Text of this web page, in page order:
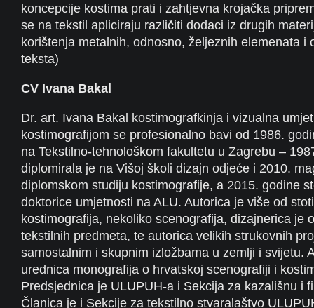
koncepcije kostima prati i zahtjevna krojačka
se na tekstil apliciraju različiti dodaci iz drugih
korištenja metalnih, odnosno, željeznih elemenata i
teksta)
CV Ivana Bakal
Dr. art. Ivana Bakal kostimografkinja i vizualna
kostimografijom se profesionalno bavi od 1986.
na Tekstilno-tehnološkom fakultetu u Zagrebu –
diplomirala je na Višoj školi dizajn odjeće i 2010.
diplomskom studiju kostimografije, a 2015. godine
doktorice umjetnosti na ALU. Autorica je više od
kostimografija, nekoliko scenografija, dizajnerica je
tekstilnih predmeta, te autorica velikih strukovnih
samostalnim i skupnim izložbama u zemlji i svijetu.
urednica monografija o hrvatskoj scenografiji i
Predsjednica je ULUPUH-a i Sekcija za kazališnu i
Članica je i Sekcije za tekstilno stvaralaštvo